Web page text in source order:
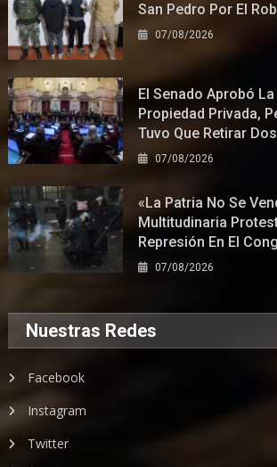
San Pedro Por El
07/08/2026
El Senado Aprobó
Propiedad Privada,
Tuvo Que Retirar
07/08/2026
«La Patria No Se
Multitudinaria
Represión En El
07/08/2026
Nuestras Redes
Facebook
Instagram
Twitter